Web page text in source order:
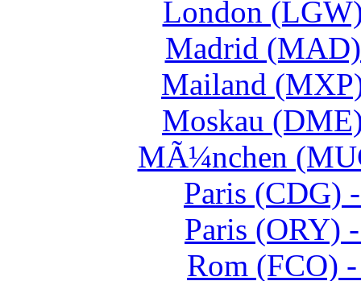
London
Madrid
Mailand
Moskau
MÃ¼nchen
Paris (CDG)
Paris (ORY)
Rom (FCO)